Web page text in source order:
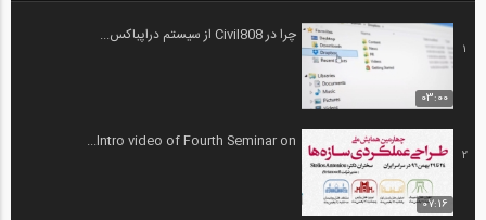
1
03:00
چرا در Civil808 از سیستم دراپباکس...
2
07:16
Intro video of Fourth Seminar on...